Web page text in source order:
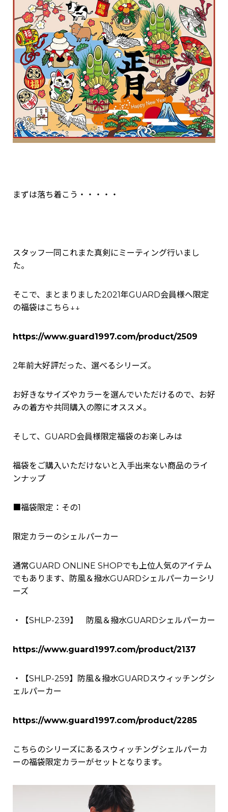
まずは落ち着こう・・・・・
スタッフ一同これまた真剣にミーティング行いまし
た。
そこで、まとまりました2021年GUARD会員様へ限定
の福袋はこちら↓↓
https://www.guard1997.com/product/2509
2年前大好評だった、選べるシリーズ。
お好きなサイズやカラーを選んでいただけるので、お好
みの着方や共同購入の際にオススメ。
そして、GUARD会員様限定福袋のお楽しみは
福袋をご購入いただけないと入手出来ない商品のライ
ンナップ
■福袋限定：その1
限定カラーのシェルパーカー
通常GUARD ONLINE SHOPでも上位人気のアイテム
でもあります、防風＆撥水GUARDシェルパーカーシリ
ーズ
・【SHLP-239】 防風＆撥水GUARDシェルパーカー
https://www.guard1997.com/product/2137
・【SHLP-259】防風＆撥水GUARDスウィッチングシ
ェルパーカー
https://www.guard1997.com/product/2285
こちらのシリーズにあるスウィッチングシェルパーカ
ーの福袋限定カラーがセットとなります。